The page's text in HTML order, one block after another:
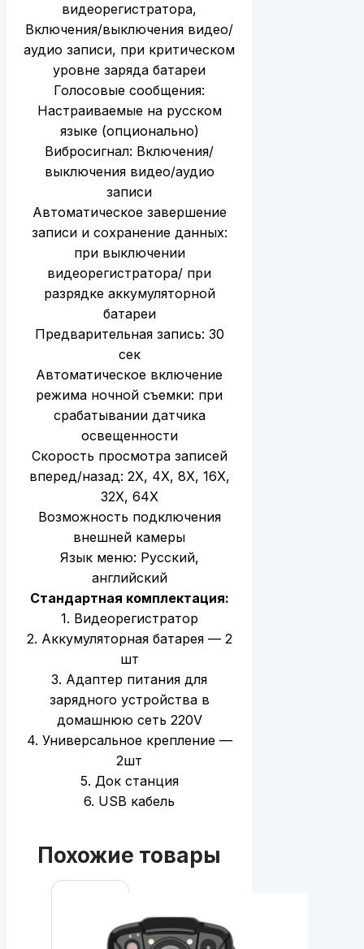
видеорегистратора,
Включения/выключения видео/
аудио записи, при критическом
уровне заряда батареи
Голосовые сообщения:
Настраиваемые на русском
языке (опционально)
Вибросигнал: Включения/
выключения видео/аудио
записи
Автоматическое завершение
записи и сохранение данных:
при выключении
видеорегистратора/ при
разрядке аккумуляторной
батареи
Предварительная запись: 30
сек
Автоматическое включение
режима ночной съемки: при
срабатывании датчика
освещенности
Скорость просмотра записей
вперед/назад: 2Х, 4Х, 8Х, 16Х,
32Х, 64Х
Возможность подключения
внешней камеры
Язык меню: Русский,
английский
Стандартная комплектация:
1. Видеорегистратор
2. Аккумуляторная батарея — 2
шт
3. Адаптер питания для
зарядного устройства в
домашнюю сеть 220V
4. Универсальное крепление —
2шт
5. Док станция
6. USB кабель
Похожие товары